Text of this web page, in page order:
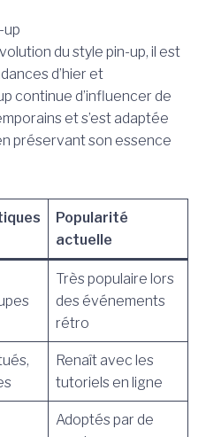
up
du style pin-up, il est
d’hier et
continue d’influencer de
et s’est adaptée
préservant son essence
Popularité
actuelle
Très populaire lors
des événements
rétro
Renaît avec les
tutoriels en ligne
Adoptés par de